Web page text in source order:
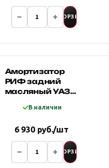
В КОРЗИНУ
Амортизатор
РИФ задний
масляный УАЗ
Патриот/
задн.)
В наличии
6 930 руб./шт
В КОРЗИНУ